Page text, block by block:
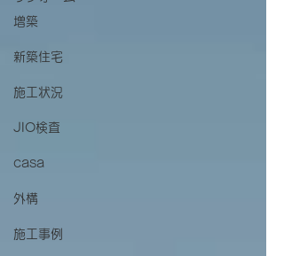
増築
新築住宅
施工状況
JIO検査
casa
外構
施工事例